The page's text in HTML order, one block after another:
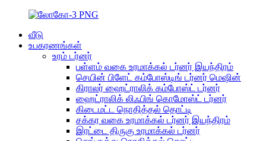
வீடு
உபகரணங்கள்
உரம் டர்னர்
பள்ளம் வகை உரமாக்கல் டர்னர் இயந்திரம்
செயின் பிளேட் கம்போஸ்டிங் டர்னர் மெஷின்
கிராலர் ஹைட்ராலிக் கம்போஸ்ட் டர்னர்
ஹைட்ராலிக் லிஃபிங் கொமோஸ்ட் டர்னர்
கிடைமட்ட நொதித்தல் தொட்டி
சக்கர வகை உரமாக்கல் டர்னர் இயந்திரம்
இரட்டை திருகு உரமாக்கல் டர்னர்